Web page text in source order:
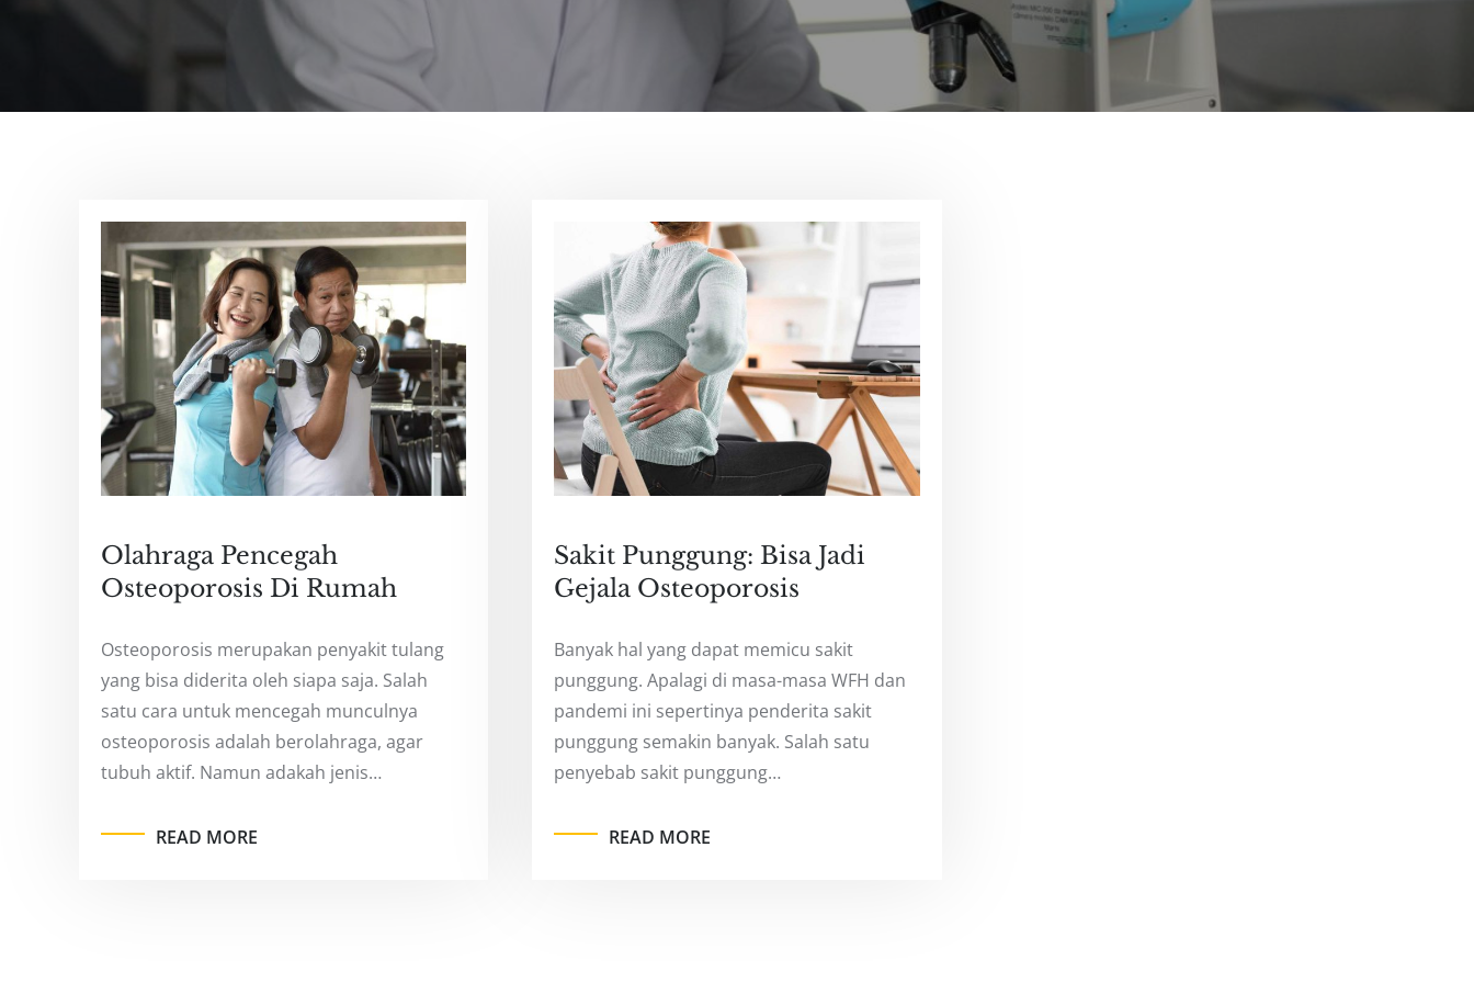
Olahraga Pencegah
Osteoporosis Di Rumah
Osteoporosis merupakan penyakit tulang
yang bisa diderita oleh siapa saja. Salah
satu cara untuk mencegah munculnya
osteoporosis adalah berolahraga, agar
tubuh aktif. Namun adakah jenis…
READ MORE
Sakit Punggung: Bisa Jadi
Gejala Osteoporosis
Banyak hal yang dapat memicu sakit
punggung. Apalagi di masa-masa WFH dan
pandemi ini sepertinya penderita sakit
punggung semakin banyak. Salah satu
penyebab sakit punggung…
READ MORE